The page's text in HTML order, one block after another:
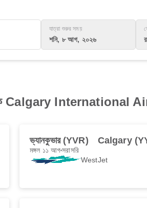
যাত্রা শুরুর সময়
শনি, ৮ আগ, ২০২৬
International
ভ্যানকুভার (YVR) Calgary
মঙ্গল ১১ আগসরাসরি
WestJet